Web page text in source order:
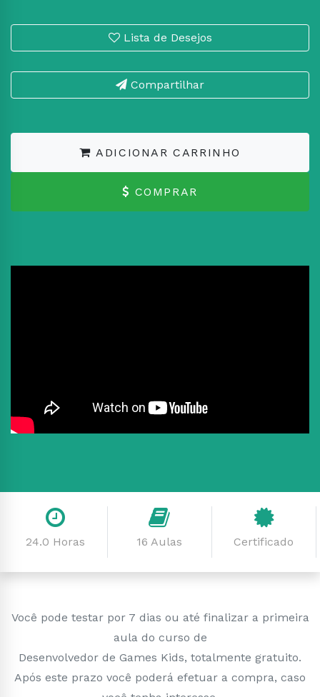
Lista de Desejos
Compartilhar
ADICIONAR CARRINHO
COMPRAR
24.0 Horas 16 Aulas Certificado
Você pode testar por 7 dias ou até finalizar a primeira
aula do curso de
Desenvolvedor de Games Kids, totalmente gratuito.
Após este prazo você poderá efetuar a compra, caso